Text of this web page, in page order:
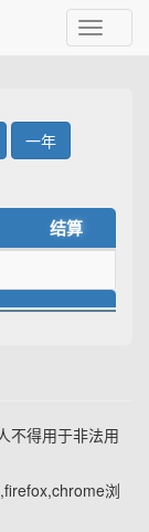
Toggle
一年
结算
不得用于非法用
浏